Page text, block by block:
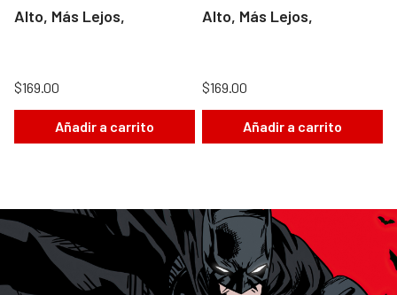
Alto, Más Lejos,
$169.00
Añadir a carrito
Alto, Más Lejos,
$169.00
Añadir a carrito